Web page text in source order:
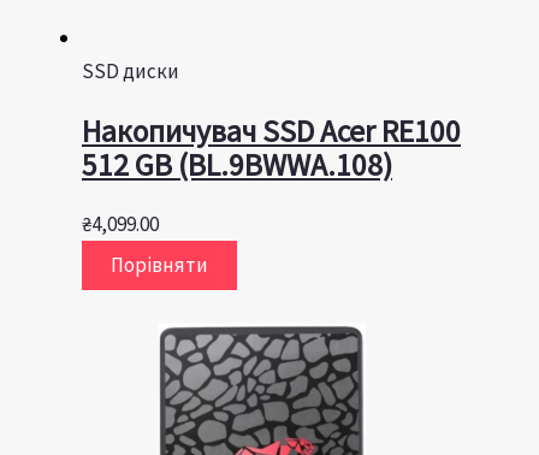
SSD диски
Накопичувач SSD Acer RE100
512 GB (BL.9BWWA.108)
₴4,099.00
Порівняти